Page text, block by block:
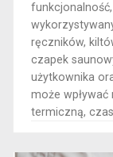
ręczników,
czapek
użytkownika
może
termiczną,